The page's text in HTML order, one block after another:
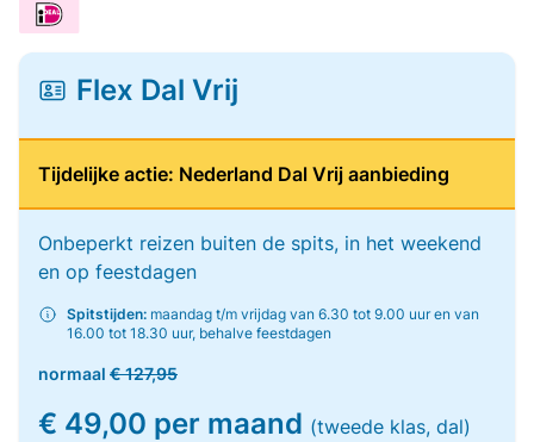
Flex Dal Vrij
Tijdelijke actie: Nederland Dal Vrij aanbieding
Onbeperkt reizen buiten de spits, in het weekend
en op feestdagen
Spitstijden: maandag t/m vrijdag van 6.30 tot 9.00 uur en van
16.00 tot 18.30 uur, behalve feestdagen
normaal € 127,95
€ 49,00 per maand (tweede klas, dal)